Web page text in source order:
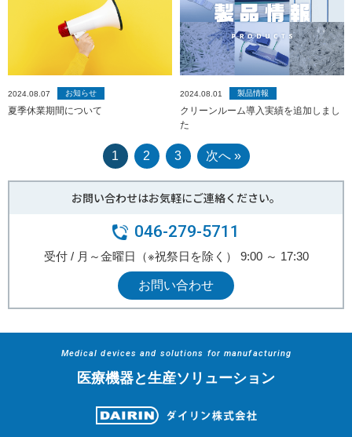
2024.08.07 お知らせ
夏季休業期間について
2024.08.01 製品情報
クリーンルーム導入実績を追加しまし
た
1 2 3 次へ »
お問い合わせはお気軽にご連絡ください。
046-279-5711
受付 / 月～金曜日（※祝祭日を除く） 9:00 ～ 17:30
お問い合わせ
Medical devices and solutions for manufacturing
医療機器と生産ソリューション